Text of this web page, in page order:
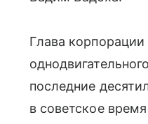
Глава корпорации
последние
в советское